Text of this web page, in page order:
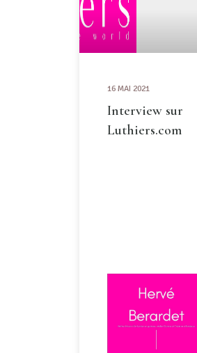
16 MAI 2021
Interview sur
Luthiers.com